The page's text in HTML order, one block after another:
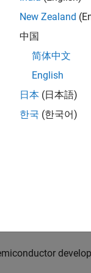
technologies
governance,
New Zealand
中国
简体中文
English
日本 (日本語)
한국 (한국어)